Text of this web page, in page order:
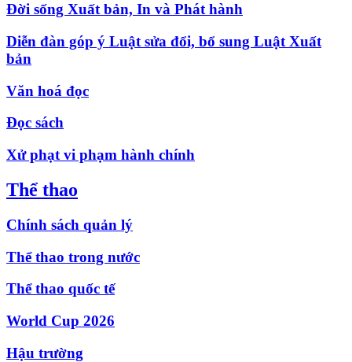
Đời sống Xuất bản, In và Phát hành
Diễn đàn góp ý Luật sửa đổi, bổ sung Luật Xuất
bản
Văn hoá đọc
Đọc sách
Xử phạt vi phạm hành chính
Thể thao
Chính sách quản lý
Thể thao trong nước
Thể thao quốc tế
World Cup 2026
Hậu trường